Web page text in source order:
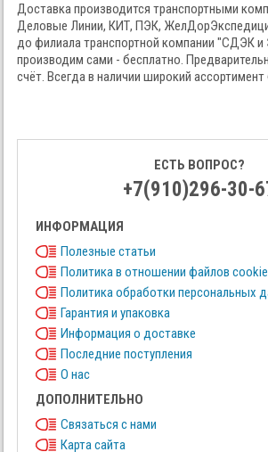
Доставка производится транспортными
Деловые Линии, КИТ, ПЭК,
до филиала транспортной компании "СДЭК
производим сами - бесплатно.
счёт. Всегда в наличии широкий ассортимент
ЕСТЬ ВОПРОС?
+7(910)296-30-
ИНФОРМАЦИЯ
Полезные статьи
Политика в отношении файлов cookie
Политика обработки персональных
Гарантия и упаковка
Информация о доставке
Последние поступления
О нас
ДОПОЛНИТЕЛЬНО
Связаться с нами
Карта сайта